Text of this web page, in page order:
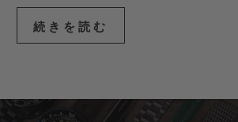
続きを読む